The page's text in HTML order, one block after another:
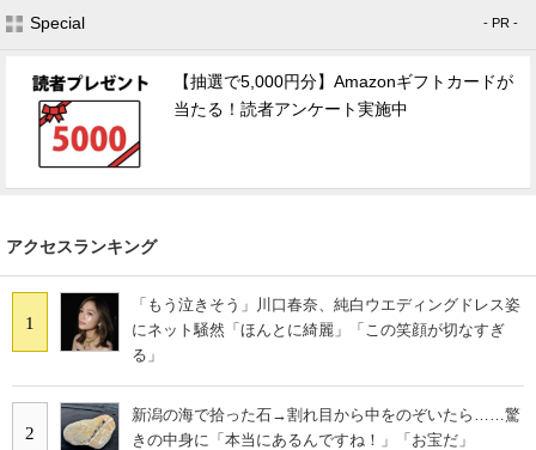
Special - PR -
【抽選で5,000円分】Amazonギフトカードが
当たる！読者アンケート実施中
アクセスランキング
1
「もう泣きそう」川口春奈、純白ウエディングドレス姿
にネット騒然「ほんとに綺麗」「この笑顔が切なすぎ
る」
2
新潟の海で拾った石→割れ目から中をのぞいたら……驚
きの中身に「本当にあるんですね！」「お宝だ」